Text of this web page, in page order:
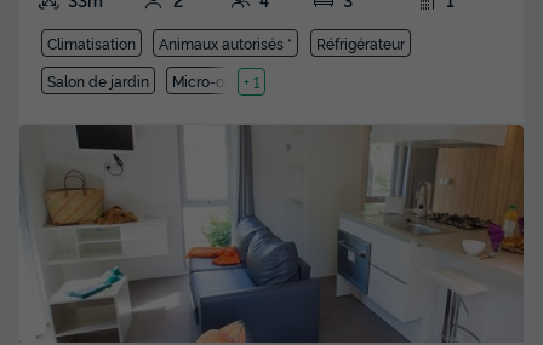
Climatisation Animaux autorisés *
Réfrigérateur
Salon de jardin
Micro-ondes
+ 1